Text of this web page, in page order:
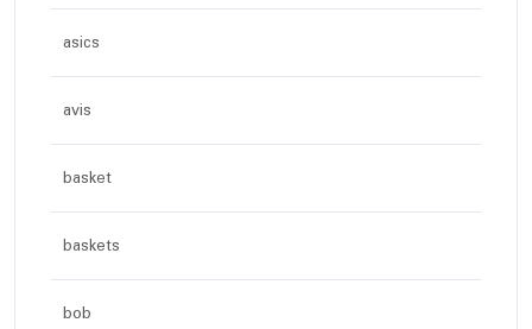
asics
avis
basket
baskets
bob